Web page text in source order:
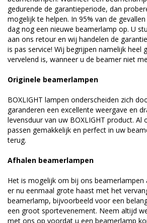
gedurende de garantieperiode, dan
mogelijk te helpen. In 95% van de
dag nog een nieuwe beamerlamp op. U
aan ons retour en wij handelen de
is pas service! Wij begrijpen namelijk heel
vervelend is, wanneer u de beamer niet
Originele beamerlampen
BOXLIGHT lampen onderscheiden zich
garanderen een excellente weergave en
levensduur van uw BOXLIGHT product. Al
passen gemakkelijk en perfect in uw
terug.
Afhalen beamerlampen
Het is mogelijk om bij ons beamerlampen
er nu eenmaal grote haast met het
beamerlamp, bijvoorbeeld voor een
een groot sportevenement. Neem altijd
met ons op voordat u een beamerlamp